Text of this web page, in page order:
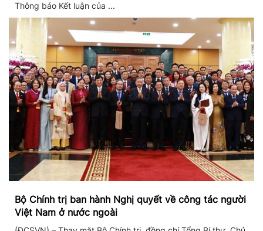
Thông báo Kết luận của ...
Bộ Chính trị ban hành Nghị quyết về công tác người
Việt Nam ở nước ngoài